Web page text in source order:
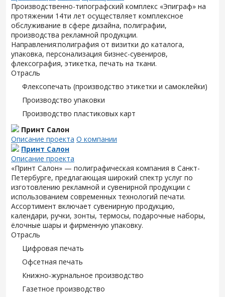
Производственно-типографский комплекс «Эпиграф» на
протяжении 14ти лет осуществляет комплексное
обслуживание в сфере дизайна, полиграфии,
производства рекламной продукции.
Направления:полиграфия от визитки до каталога,
упаковка, персонализация бизнес-сувениров,
флексография, этикетка, печать на ткани.
Отрасль
Флексопечать (производство этикетки и самоклейки)
Производство упаковки
Производство пластиковых карт
Принт Салон
Описание проекта О компании
Принт Салон
Описание проекта
«Принт Салон» — полиграфическая компания в Санкт-
Петербурге, предлагающая широкий спектр услуг по
изготовлению рекламной и сувенирной продукции с
использованием современных технологий печати.
Ассортимент включает сувенирную продукцию,
календари, ручки, зонты, термосы, подарочные наборы,
ёлочные шары и фирменную упаковку.
Отрасль
Цифровая печать
Офсетная печать
Книжно-журнальное производство
Газетное производство